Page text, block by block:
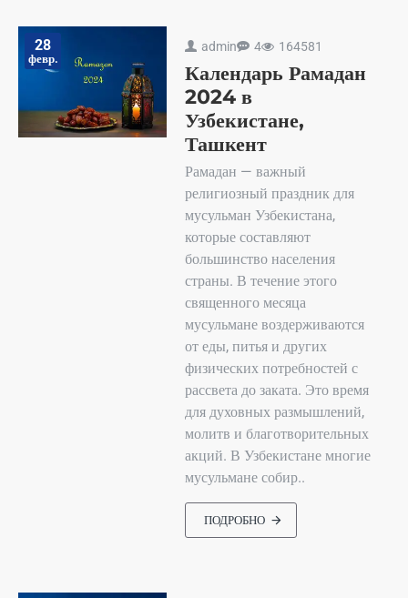
28
февр.
admin 4 164581
Календарь Рамадан
2024 в
Узбекистане,
Ташкент
Рамадан — важный
религиозный праздник для
мусульман Узбекистана,
которые составляют
большинство населения
страны. В течение этого
священного месяца
мусульмане воздерживаются
от еды, питья и других
физических потребностей с
рассвета до заката. Это время
для духовных размышлений,
молитв и благотворительных
акций. В Узбекистане многие
мусульмане собир..
ПОДРОБНО